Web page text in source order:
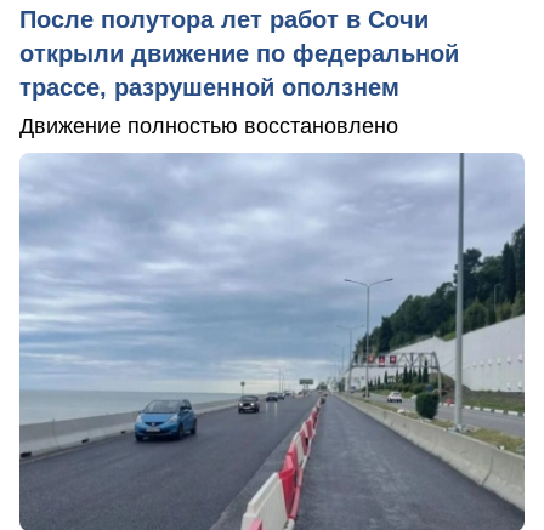
После полутора лет работ в Сочи
открыли движение по федеральной
трассе, разрушенной оползнем
Движение полностью восстановлено